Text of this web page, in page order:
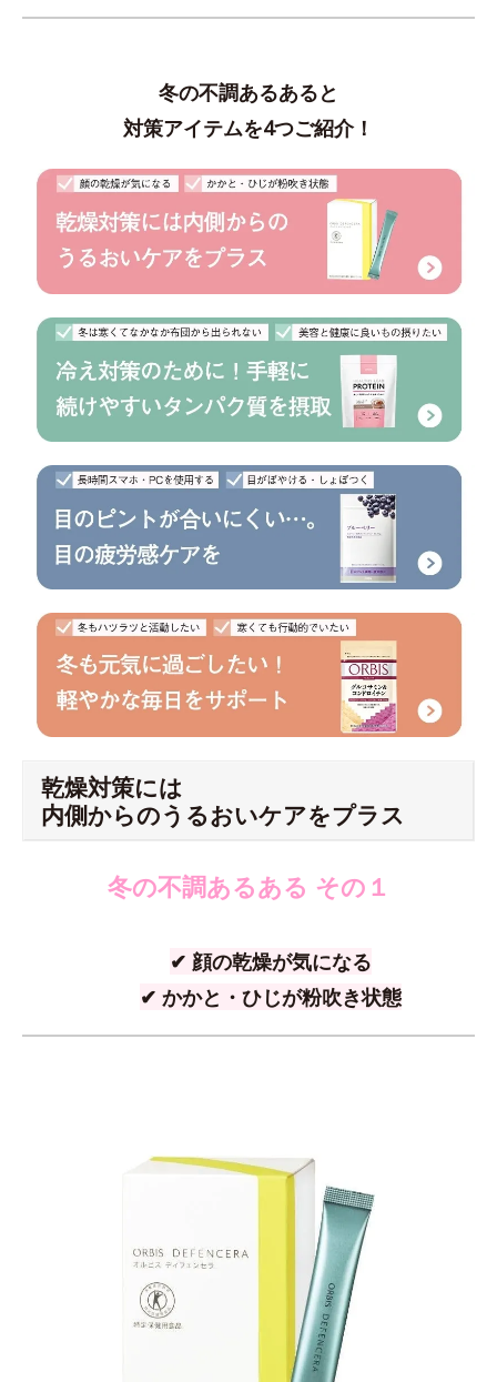
冬の不調あるあると
対策アイテムを4つご紹介！
乾燥対策には
内側からのうるおいケアをプラス
冬の不調あるある その１
✔ 顔の乾燥が気になる
✔ かかと・ひじが粉吹き状態